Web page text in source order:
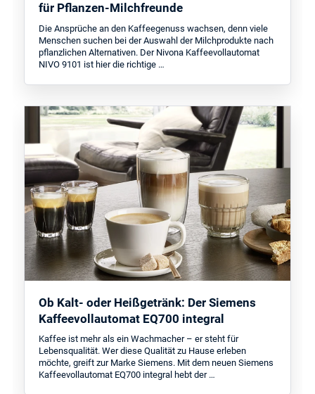
für Pflanzen-Milchfreunde
Die Ansprüche an den Kaffeegenuss wachsen, denn viele
Menschen suchen bei der Auswahl der Milchprodukte nach
pflanzlichen Alternativen. Der Nivona Kaffeevollautomat
NIVO 9101 ist hier die richtige …
Ob Kalt- oder Heißgetränk: Der Siemens
Kaffeevollautomat EQ700 integral
Kaffee ist mehr als ein Wachmacher – er steht für
Lebensqualität. Wer diese Qualität zu Hause erleben
möchte, greift zur Marke Siemens. Mit dem neuen Siemens
Kaffeevollautomat EQ700 integral hebt der …